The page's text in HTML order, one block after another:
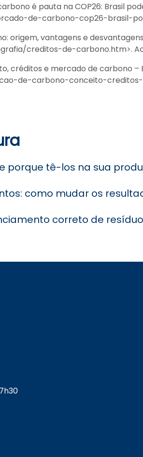
é pauta na COP26: Brasil
de-carbono-cop26-brasil-
origem, vantagens e
creditos-de-carbono.htm>.
créditos e mercado de carbono –
de-carbono-conceito-creditos-
porque tê-los na sua
como mudar os
correto de